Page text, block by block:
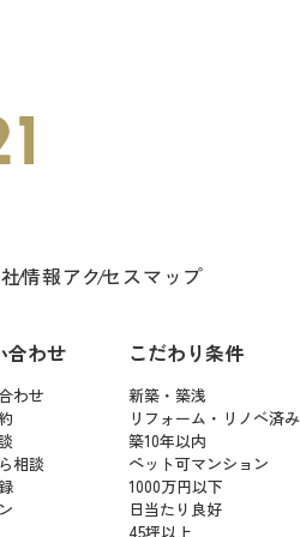
情報アクセスマップ
合わせ
わせ
相談
こだわり条件
新築・築浅
リフォーム・リノベ済み
築10年以内
ペット可マンション
1000万円以下
日当たり良好
45坪以上